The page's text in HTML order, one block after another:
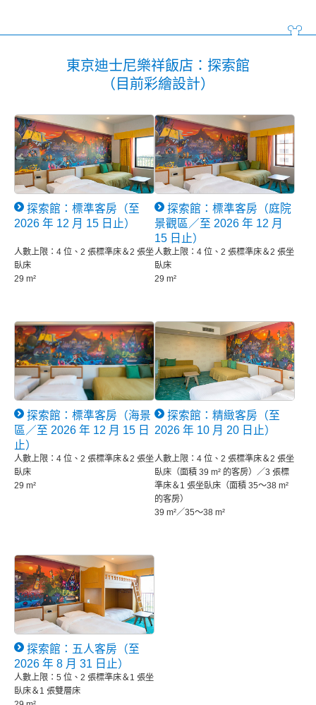
東京迪士尼樂祥飯店：探索館
（目前彩繪設計）
探索館：標準客房（至
2026 年 12 月 15 日止）
人數上限：4 位、2 張標準床＆2 張坐
臥床
29 m²
探索館：標準客房（庭院
景觀區／至 2026 年 12 月
15 日止）
人數上限：4 位、2 張標準床＆2 張坐
臥床
29 m²
探索館：標準客房（海景
區／至 2026 年 12 月 15 日
止）
人數上限：4 位、2 張標準床＆2 張坐
臥床
29 m²
探索館：精緻客房（至
2026 年 10 月 20 日止）
人數上限：4 位、2 張標準床＆2 張坐
臥床（面積 39 m² 的客房）／3 張標
準床＆1 張坐臥床（面積 35～38 m²
的客房）
39 m²／35～38 m²
探索館：五人客房（至
2026 年 8 月 31 日止）
人數上限：5 位、2 張標準床＆1 張坐
臥床＆1 張雙層床